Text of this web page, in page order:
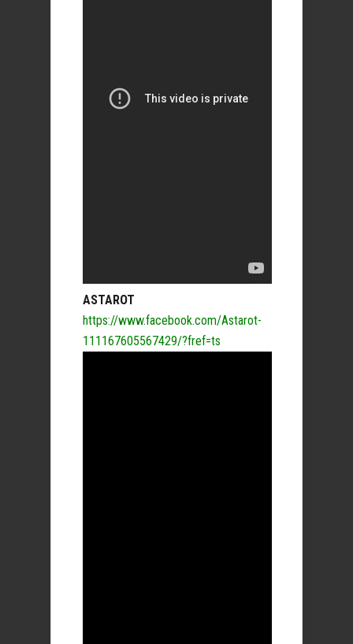
ASTAROT
https://www.facebook.com/Astarot-
111167605567429/?fref=ts